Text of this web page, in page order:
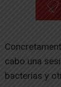
cabo una
bacterias y